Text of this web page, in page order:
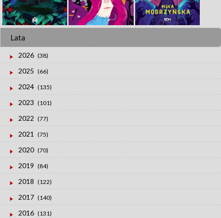
Lata
2026 (38)
2025 (66)
2024 (135)
2023 (101)
2022 (77)
2021 (75)
2020 (70)
2019 (84)
2018 (122)
2017 (140)
2016 (131)